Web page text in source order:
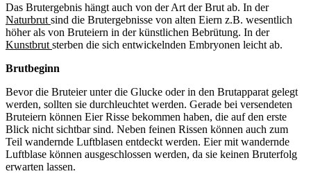
Das Brutergebnis hängt auch von der Art der Brut ab. In der
Naturbrut sind die Brutergebnisse von alten Eiern z.B. wesentlich
höher als von Bruteiern in der künstlichen Bebrütung. In der
Kunstbrut sterben die sich entwickelnden Embryonen leicht ab.
Brutbeginn
Bevor die Bruteier unter die Glucke oder in den Brutapparat gelegt
werden, sollten sie durchleuchtet werden. Gerade bei versendeten
Bruteiern können Eier Risse bekommen haben, die auf den erste
Blick nicht sichtbar sind. Neben feinen Rissen können auch zum
Teil wandernde Luftblasen entdeckt werden. Eier mit wandernde
Luftblase können ausgeschlossen werden, da sie keinen Bruterfolg
erwarten lassen.